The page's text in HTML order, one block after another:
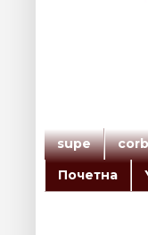
supe
Почетна